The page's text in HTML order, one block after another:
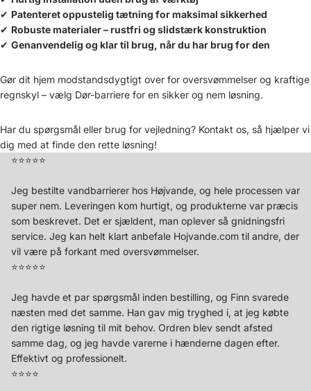
✔ Patenteret oppustelig tætning for maksimal sikkerhed
✔ Robuste materialer – rustfri og slidstærk konstruktion
✔ Genanvendelig og klar til brug, når du har brug for den
Gør dit hjem modstandsdygtigt over for oversvømmelser og kraftige
regnskyl – vælg Dør-barriere for en sikker og nem løsning.
Har du spørgsmål eller brug for vejledning? Kontakt os, så hjælper vi
dig med at finde den rette løsning!
⭐️⭐️⭐️⭐️⭐️
Jeg bestilte vandbarrierer hos Højvande, og hele processen var
super nem. Leveringen kom hurtigt, og produkterne var præcis
som beskrevet. Det er sjældent, man oplever så gnidningsfri
service. Jeg kan helt klart anbefale Hojvande.com til andre, der
vil være på forkant med oversvømmelser.
⭐️⭐️⭐️⭐️⭐️
Jeg havde et par spørgsmål inden bestilling, og Finn svarede
næsten med det samme. Han gav mig tryghed i, at jeg købte
den rigtige løsning til mit behov. Ordren blev sendt afsted
samme dag, og jeg havde varerne i hænderne dagen efter.
Effektivt og professionelt.
⭐️⭐️⭐️⭐️